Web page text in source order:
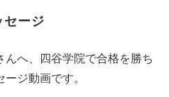
ージ
へ、四谷学院で合格を勝ち
ジ動画です。